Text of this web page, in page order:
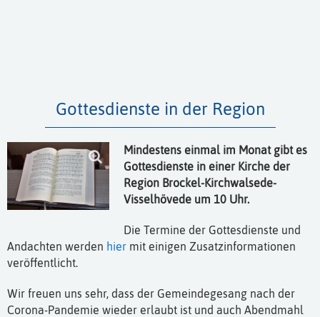
Gottesdienste in der Region
Mindestens einmal im Monat gibt es
Gottesdienste in einer Kirche der
Region Brockel-Kirchwalsede-
Visselhövede um 10 Uhr.
Die Termine der Gottesdienste und
Andachten werden hier mit einigen Zusatzinformationen
veröffentlicht.
Wir freuen uns sehr, dass der Gemeindegesang nach der
Corona-Pandemie wieder erlaubt ist und auch Abendmahl